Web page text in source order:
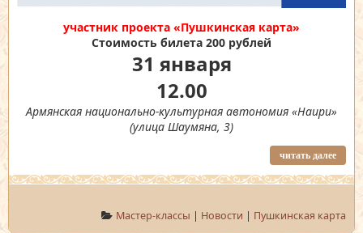
участник проекта «Пушкинская карта»
Стоимость билета 200 рублей
31 января
12.00
Армянская национально-культурная автономия «Наири»
(улица Шаумяна, 3)
читать далее
Мастер-классы | Новости | Пушкинская карта